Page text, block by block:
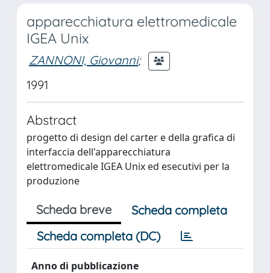
apparecchiatura elettromedicale
IGEA Unix
ZANNONI, Giovanni;
1991
Abstract
progetto di design del carter e della grafica di
interfaccia dell'apparecchiatura
elettromedicale IGEA Unix ed esecutivi per la
produzione
Scheda breve
Scheda completa
Scheda completa (DC)
Anno di pubblicazione